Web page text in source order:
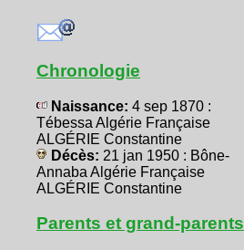
Chronologie
Naissance: 4 sep 1870 :
Tébessa Algérie Française
ALGÉRIE Constantine
Décès: 21 jan 1950 : Bône-
Annaba Algérie Française
ALGÉRIE Constantine
Parents et grand-parents